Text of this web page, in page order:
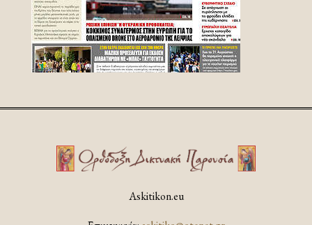
Askitikon.eu